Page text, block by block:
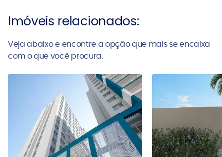
Imóveis relacionados:
Veja abaixo e encontre a opção que mais se encaixa
com o que você procura.